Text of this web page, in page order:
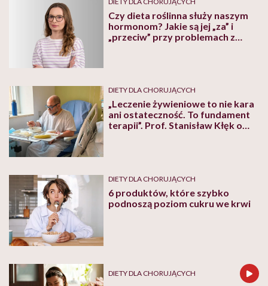
Czy dieta roślinna służy naszym
hormonom? Jakie są jej „za” i
„przeciw” przy problemach z
DIETY DLA CHORUJĄCYCH
„Leczenie żywieniowe to nie kara
ani ostateczność. To fundament
terapii”. Prof. Stanisław Kłęk o
DIETY DLA CHORUJĄCYCH
6 produktów, które szybko
podnoszą poziom cukru we krwi
DIETY DLA CHORUJĄCYCH